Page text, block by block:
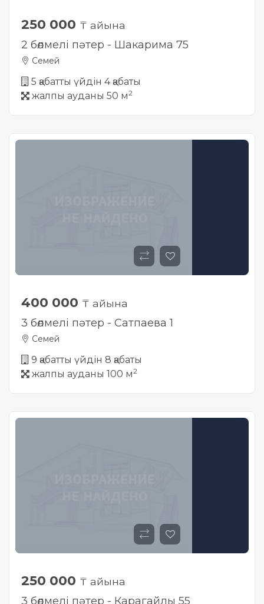
250 000 ₸ айына
2 бөлмелі пәтер - Шакарима 75
Семей
5 қабатты үйдін 4 қабаты
жалпы ауданы 50 м2
400 000 ₸ айына
3 бөлмелі пәтер - Сатпаева 1
Семей
9 қабатты үйдін 8 қабаты
жалпы ауданы 100 м2
250 000 ₸ айына
3 бөлмелі пәтер - Карагайлы 55